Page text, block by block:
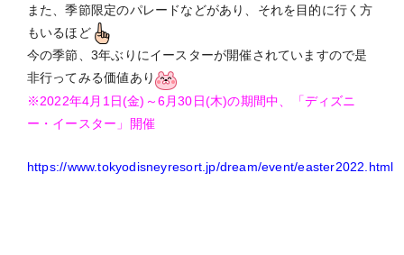
また、季節限定のパレードなどがあり、それを目的に行く方
もいるほど
今の季節、3年ぶりにイースターが開催されていますので是
非行ってみる価値あり
※2022年4月1日(金)～6月30日(木)の期間中、「ディズニ
ー・イースター」開催
https://www.tokyodisneyresort.jp/dream/event/easter2022.html